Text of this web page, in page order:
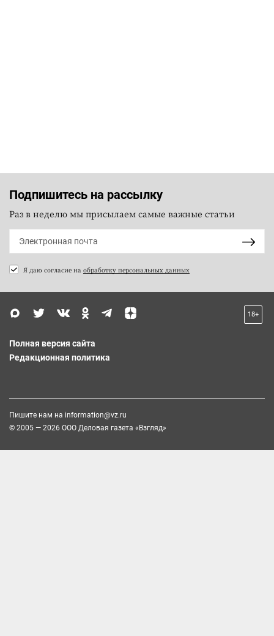
Подпишитесь на рассылку
Раз в неделю мы присылаем самые важные статьи
Я даю согласие на обработку персональных данных
18+
Полная версия сайта
Редакционная политика
Пишите нам на information@vz.ru
© 2005 — 2026 ООО Деловая газета «Взгляд»